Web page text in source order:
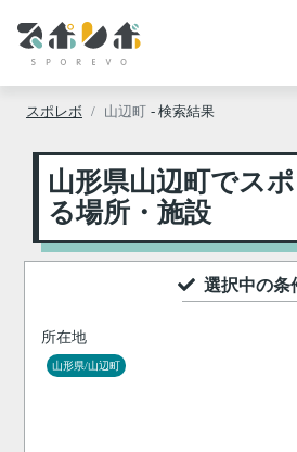
スポレボ 山辺町 - 検索結果
山形県山辺町でス
る場所・施設
選択中の条
所在地
山形県/山辺町